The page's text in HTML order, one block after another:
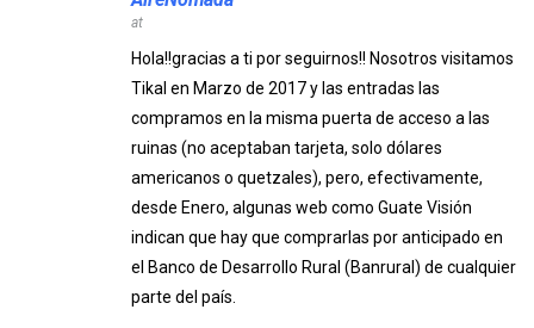
at
Hola!!gracias a ti por seguirnos!! Nosotros visitamos
Tikal en Marzo de 2017 y las entradas las
compramos en la misma puerta de acceso a las
ruinas (no aceptaban tarjeta, solo dólares
americanos o quetzales), pero, efectivamente,
desde Enero, algunas web como Guate Visión
indican que hay que comprarlas por anticipado en
el Banco de Desarrollo Rural (Banrural) de cualquier
parte del país.